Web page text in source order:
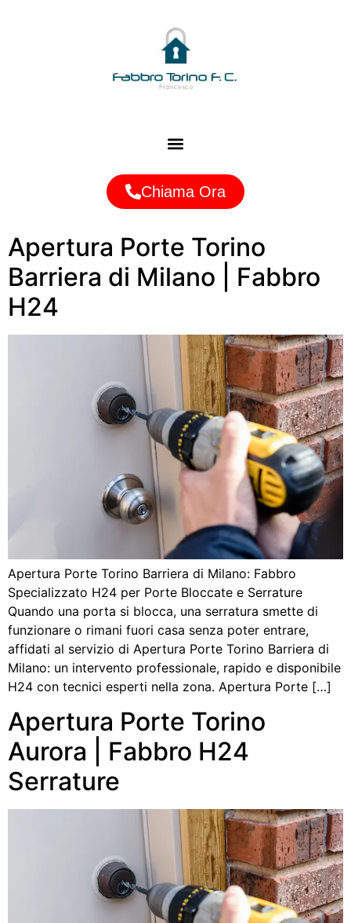
Chiama Ora
Apertura Porte Torino
Barriera di Milano | Fabbro
H24
Apertura Porte Torino Barriera di Milano: Fabbro
Specializzato H24 per Porte Bloccate e Serrature
Quando una porta si blocca, una serratura smette di
funzionare o rimani fuori casa senza poter entrare,
affidati al servizio di Apertura Porte Torino Barriera di
Milano: un intervento professionale, rapido e disponibile
H24 con tecnici esperti nella zona. Apertura Porte […]
Apertura Porte Torino
Aurora | Fabbro H24
Serrature